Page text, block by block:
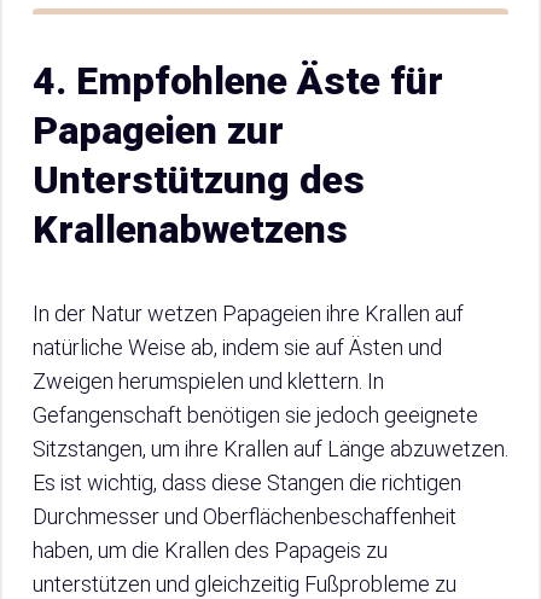
4. Empfohlene Äste für
Papageien zur
Unterstützung des
Krallenabwetzens
In der Natur wetzen Papageien ihre Krallen auf
natürliche Weise ab, indem sie auf Ästen und
Zweigen herumspielen und klettern. In
Gefangenschaft benötigen sie jedoch geeignete
Sitzstangen, um ihre Krallen auf Länge abzuwetzen.
Es ist wichtig, dass diese Stangen die richtigen
Durchmesser und Oberflächenbeschaffenheit
haben, um die Krallen des Papageis zu
unterstützen und gleichzeitig Fußprobleme zu